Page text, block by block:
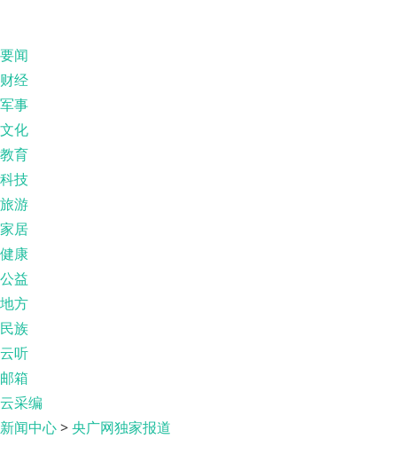
要闻
财经
军事
文化
教育
科技
旅游
家居
健康
公益
地方
民族
云听
邮箱
云采编
新闻中心>央广网独家报道